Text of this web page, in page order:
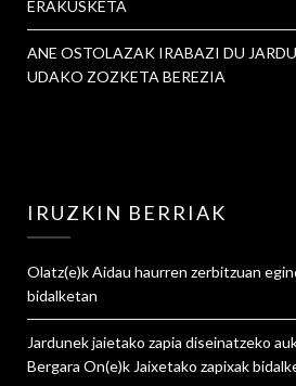
ERAKUSKETA
ANE OSTOLAZAK IRABAZI DU
UDAKO ZOZKETA BEREZIA
IRUZKIN BERRIAK
Olatz(e)kAidau haurren zerbitzuan
bidalketan
Jardunek jaietako zapia diseinatzeko
Bergara On(e)k Jaixetako zapixak